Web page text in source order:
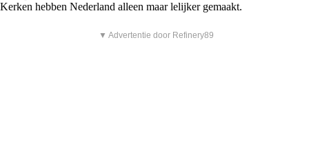
Kerken hebben Nederland alleen maar lelijker gemaakt.
▼ Advertentie door Refinery89